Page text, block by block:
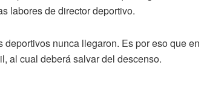
labores de director deportivo.
nunca llegaron. Es por eso que en
al cual deberá salvar del descenso.